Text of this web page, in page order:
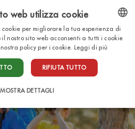
IT
ENGLISH
web utilizza cookie
per migliorare la tua esperienza di
nostro sito web acconsenti a tutti i cookie
policy per i cookie. Leggi di più
RIFIUTA TUTTO
MOSTRA DETTAGLI